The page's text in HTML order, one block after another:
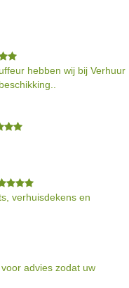
hebben wij bij Verhuur
verhuisdekens en
advies zodat uw